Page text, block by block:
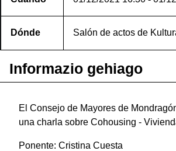
Dónde Salón de actos de
Informazio gehiago
El Consejo de Mayores de
una charla sobre Cohousing -
Ponente: Cristina Cuesta